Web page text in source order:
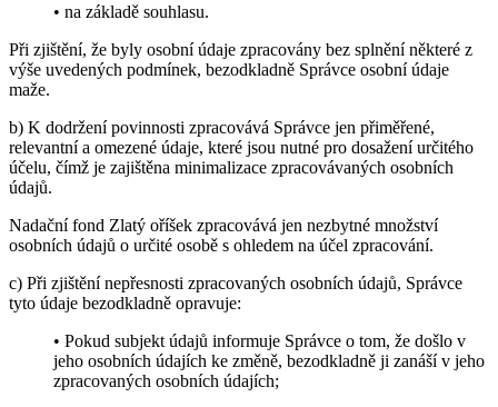
• na základě souhlasu.
Při zjištění, že byly osobní údaje zpracovány bez splnění některé z
výše uvedených podmínek, bezodkladně Správce osobní údaje
maže.
b) K dodržení povinnosti zpracovává Správce jen přiměřené,
relevantní a omezené údaje, které jsou nutné pro dosažení určitého
účelu, čímž je zajištěna minimalizace zpracovávaných osobních
údajů.
Nadační fond Zlatý oříšek zpracovává jen nezbytné množství
osobních údajů o určité osobě s ohledem na účel zpracování.
c) Při zjištění nepřesnosti zpracovaných osobních údajů, Správce
tyto údaje bezodkladně opravuje:
• Pokud subjekt údajů informuje Správce o tom, že došlo v
jeho osobních údajích ke změně, bezodkladně ji zanáší v jeho
zpracovaných osobních údajích;